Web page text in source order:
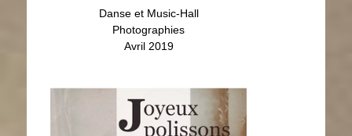
Danse et Music-Hall
Photographies
Avril 2019
Joyeux Polissons
Photographies
22 mai - 29 juin 2019